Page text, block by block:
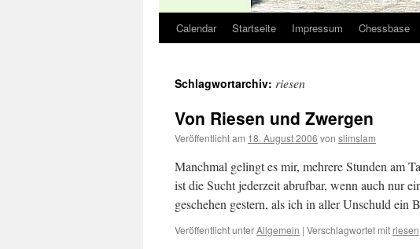
Calendar Startseite Impressum Chessbase
Schlagwortarchiv: riesen
Von Riesen und Zwergen
Veröffentlicht am 18. August 2006 von slimslam
Manchmal gelingt es mir, mehrere Stunden am
ist die Sucht jederzeit abrufbar, wenn auch nur
geschehen gestern, als ich in aller Unschuld
Veröffentlicht unterAllgemein | Verschlagwortet mit riesen